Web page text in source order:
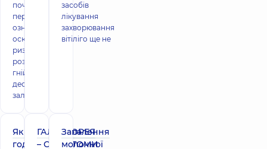
починати при
перших його
ознаках,
оскільки
ризик
розвитку
гнійної
деструкції
залозистої тк
засобів
лікування
захворювання
вітіліго ще не
Як правильно
годувати при
ГАЛАКТОРЕЯ
– СИМПТОМИ
Запалення
молочної